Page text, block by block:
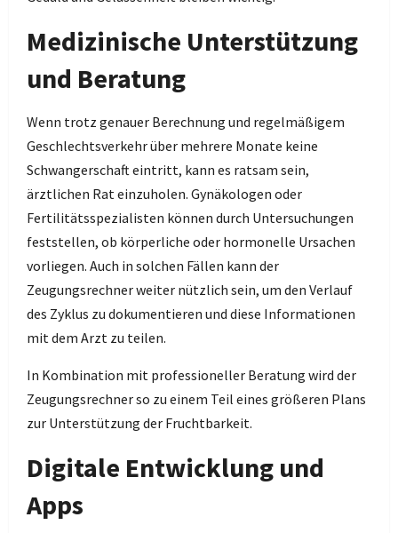
Medizinische Unterstützung
und Beratung
Wenn trotz genauer Berechnung und regelmäßigem
Geschlechtsverkehr über mehrere Monate keine
Schwangerschaft eintritt, kann es ratsam sein,
ärztlichen Rat einzuholen. Gynäkologen oder
Fertilitätsspezialisten können durch Untersuchungen
feststellen, ob körperliche oder hormonelle Ursachen
vorliegen. Auch in solchen Fällen kann der
Zeugungsrechner weiter nützlich sein, um den Verlauf
des Zyklus zu dokumentieren und diese Informationen
mit dem Arzt zu teilen.
In Kombination mit professioneller Beratung wird der
Zeugungsrechner so zu einem Teil eines größeren Plans
zur Unterstützung der Fruchtbarkeit.
Digitale Entwicklung und
Apps